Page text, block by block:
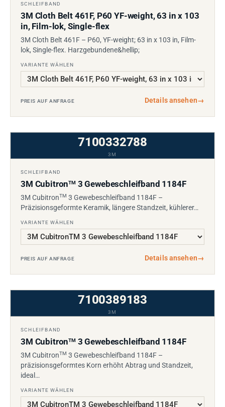
SCHLEIFBAND
3M Cloth Belt 461F, P60 YF-weight, 63 in x 103
in, Film-lok, Single-flex
3M Cloth Belt 461F – P60, YF-weight; 63 in x 103 in, Film-
lok, Single-flex. Harzgebundene&hellip;
VARIANTE WÄHLEN
PREIS AUF ANFRAGE Details ansehen→
7100332788
3M
SCHLEIFBAND
3M CubitronTM3 Gewebeschleifband 1184F
3M CubitronTM 3 Gewebeschleifband 1184F –
Präzisionsgeformte Keramik, längere Standzeit, kühlerer…
VARIANTE WÄHLEN
PREIS AUF ANFRAGE Details ansehen→
7100389183
3M
SCHLEIFBAND
3M CubitronTM3 Gewebeschleifband 1184F
3M CubitronTM 3 Gewebeschleifband 1184F –
präzisionsgeformtes Korn erhöht Abtrag und Standzeit,
ideal…
VARIANTE WÄHLEN